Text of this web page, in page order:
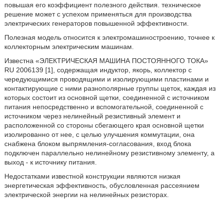
повышая его коэффициент полезного действия. техническое
решение может с успехом применяться для производства
электрических генераторов повышенной эффективности.
Полезная модель относится к электромашиностроению, точнее к
коллекторным электрическим машинам.
Известна «ЭЛЕКТРИЧЕСКАЯ МАШИНА ПОСТОЯННОГО ТОКА»
RU 2006139 [1], содержащая индуктор, якорь, коллектор с
чередующимися проводящими и изолирующими пластинами и
контактирующие с ними разнополярные группы щеток, каждая из
которых состоит из основной щетки, соединенной с источником
питания непосредственно и вспомогательной, соединенной с
источником через нелинейный резистивный элемент и
расположенной со стороны сбегающего края основной щетки
изолированно от нее, с целью улучшения коммутации, она
снабжена блоком выпрямления-согласования, вход блока
подключен параллельно нелинейному резистивному элементу, а
выход - к источнику питания.
Недостатками известной конструкции являются низкая
энергетическая эффективность, обусловленная рассеянием
электрической энергии на нелинейных резисторах.